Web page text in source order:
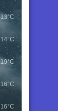
13°C
14°C
19°C
16°C
16°C